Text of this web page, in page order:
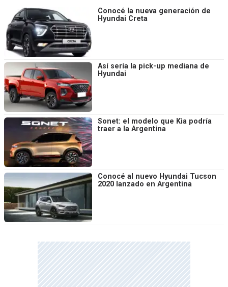
Conocé la nueva generación de
Hyundai Creta
Así sería la pick-up mediana de
Hyundai
Sonet: el modelo que Kia podría
traer a la Argentina
Conocé al nuevo Hyundai Tucson
2020 lanzado en Argentina